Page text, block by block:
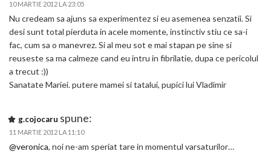
10 MARTIE 2012 LA 23:05
Nu credeam sa ajuns sa experimentez si eu asemenea senzatii. Si
desi sunt total pierduta in acele momente, instinctiv stiu ce sa-i
fac, cum sa o manevrez. Si al meu sot e mai stapan pe sine si
reuseste sa ma calmeze cand eu intru in fibrilatie, dupa ce pericolul
a trecut :))
Sanatate Mariei. putere mamei si tatalui, pupici lui Vladimir
g.cojocaru spune:
11 MARTIE 2012 LA 11:10
@veronica, noi ne-am speriat tare in momentul varsaturilor…